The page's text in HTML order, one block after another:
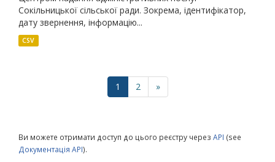
Сокільницької сільської ради. Зокрема, ідентифікатор,
дату звернення, інформацію...
CSV
1 2 »
Ви можете отримати доступ до цього реєстру через API (see
Документація API).